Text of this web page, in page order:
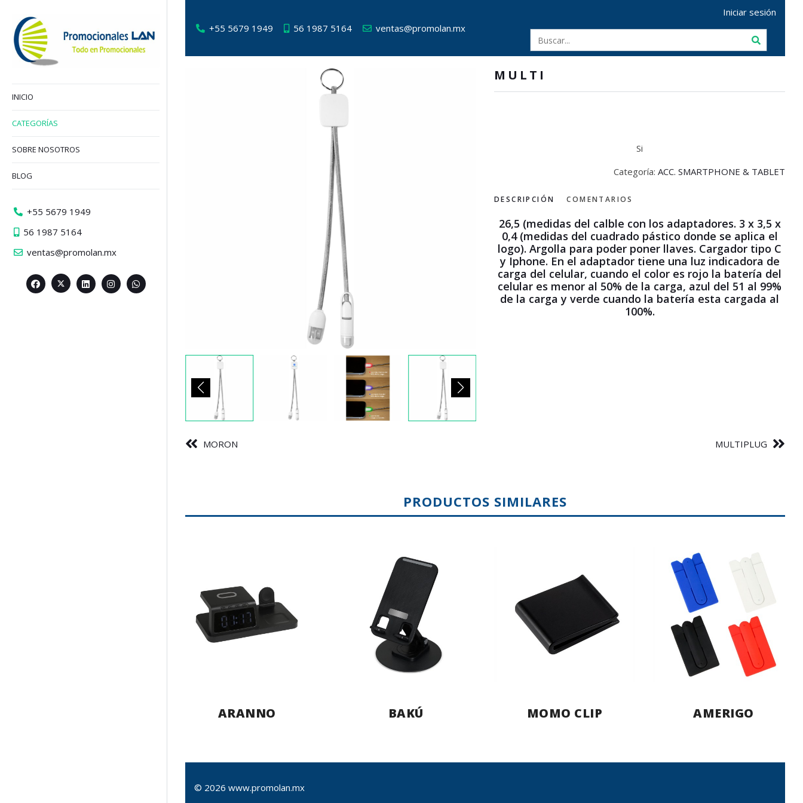
+55 5679 1949 56 1987 5164 ventas@promolan.mx
Iniciar sesión
MULTI
Si
Categoría: ACC. SMARTPHONE & TABLET
DESCRIPCIÓN COMENTARIOS
26,5 (medidas del calble con los adaptadores. 3 x 3,5 x
0,4 (medidas del cuadrado pástico donde se aplica el
logo). Argolla para poder poner llaves. Cargador tipo C
y Iphone. En el adaptador tiene una luz indicadora de
carga del celular, cuando el color es rojo la batería del
celular es menor al 50% de la carga, azul del 51 al 99%
de la carga y verde cuando la batería esta cargada al
100%.
MORON MULTIPLUG
PRODUCTOS SIMILARES
ARANNO BAKÚ MOMO CLIP AMERIGO
© 2026 www.promolan.mx
INICIO
CATEGORÍAS
SOBRE NOSOTROS
BLOG
+55 5679 1949
56 1987 5164
ventas@promolan.mx